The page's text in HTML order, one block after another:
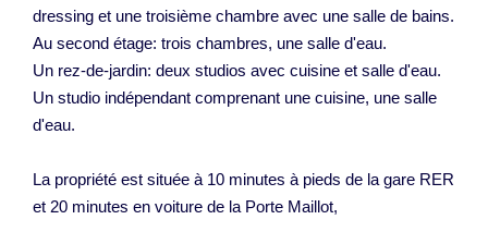
dressing et une troisième chambre avec une salle de bains.
Au second étage: trois chambres, une salle d'eau.
Un rez-de-jardin: deux studios avec cuisine et salle d'eau.
Un studio indépendant comprenant une cuisine, une salle
d'eau.
La propriété est située à 10 minutes à pieds de la gare RER
et 20 minutes en voiture de la Porte Maillot,